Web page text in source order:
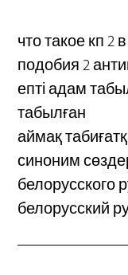
что такое кп
подобия 2
епті адам
табылған
аймақ
синоним
белорусского
белорусский